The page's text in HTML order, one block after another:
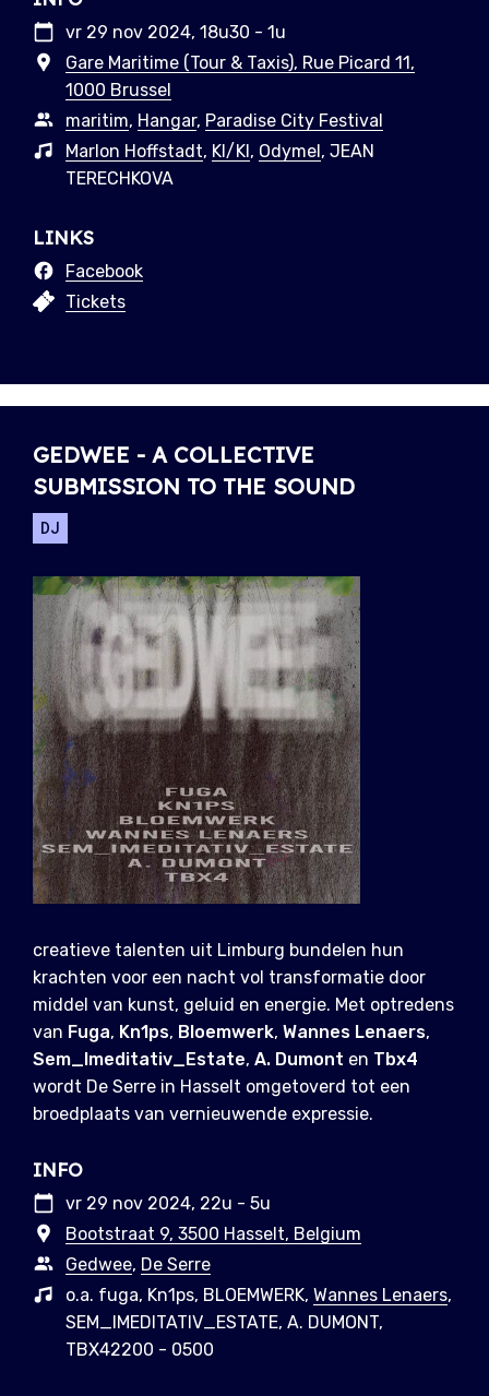
vr 29 nov 2024, 18u30 - 1u
Gare Maritime (Tour & Taxis), Rue Picard 11,
1000 Brussel
maritim, Hangar, Paradise City Festival
Marlon Hoffstadt, KI/KI , Odymel , JEAN
TERECHKOVA
LINKS
Facebook
Tickets
GEDWEE - A COLLECTIVE
SUBMISSION TO THE SOUND
DJ
creatieve talenten uit Limburg bundelen hun
krachten voor een nacht vol transformatie door
middel van kunst, geluid en energie. Met optredens
van Fuga, Kn1ps, Bloemwerk, Wannes Lenaers,
Sem_Imeditativ_Estate, A. Dumont en Tbx4
wordt De Serre in Hasselt omgetoverd tot een
broedplaats van vernieuwende expressie.
INFO
vr 29 nov 2024, 22u - 5u
Bootstraat 9, 3500 Hasselt, Belgium
Gedwee, De Serre
o.a. fuga, Kn1ps, BLOEMWERK, Wannes Lenaers,
SEM_IMEDITATIV_ESTATE, A. DUMONT,
TBX42200 - 0500